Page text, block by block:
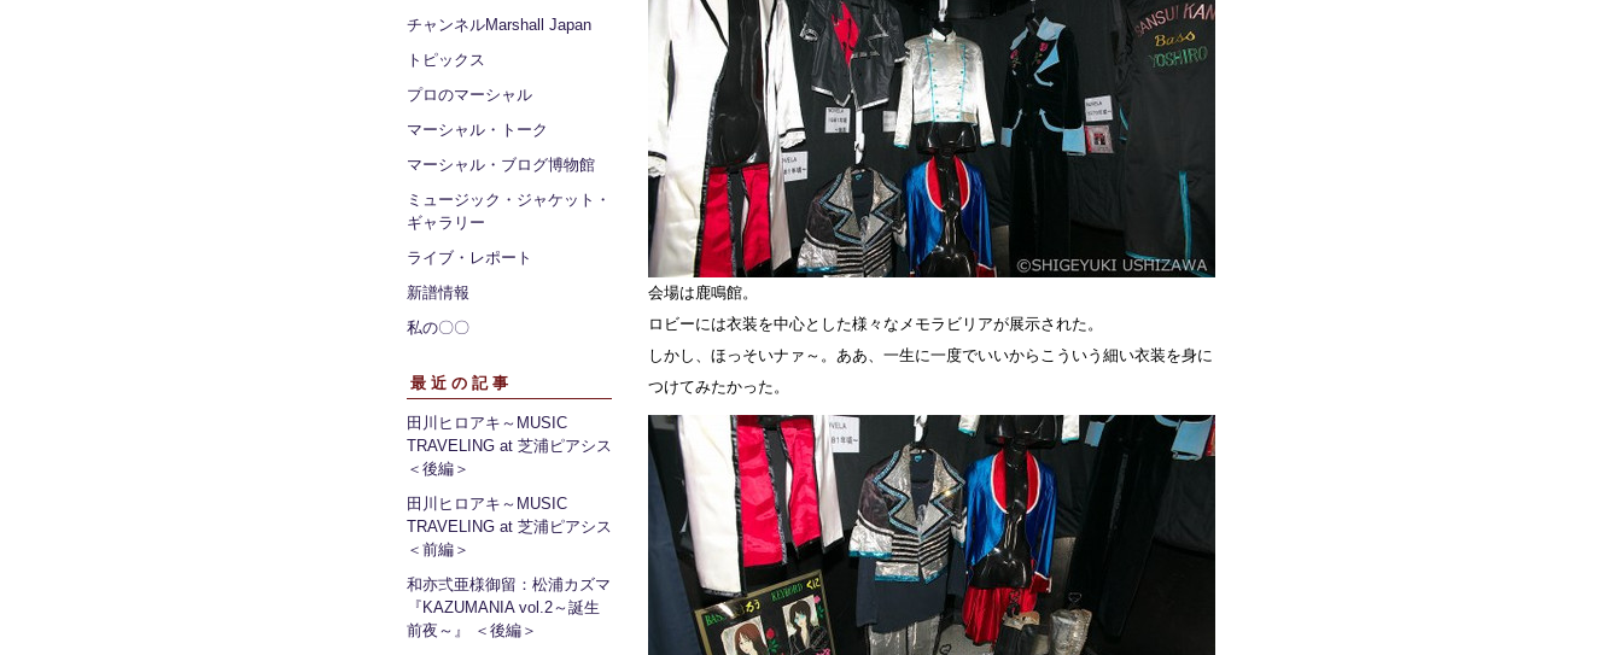
チャンネルMarshall Japan
トピックス
プロのマーシャル
マーシャル・トーク
マーシャル・ブログ博物館
ミュージック・ジャケット・
ギャラリー
ライブ・レポート
新譜情報
私の〇〇
最近の記事
田川ヒロアキ～MUSIC
TRAVELING at 芝浦ピアシス
＜後編＞
田川ヒロアキ～MUSIC
TRAVELING at 芝浦ピアシス
＜前編＞
和亦弍亜様御留：松浦カズマ
『KAZUMANIA vol.2～誕生
前夜～』 ＜後編＞
会場は鹿鳴館。
ロビーには衣装を中心とした様々なメモラビリアが展示された。
しかし、ほっそいナァ～。ああ、一生に一度でいいからこういう細い衣装を身に
つけてみたかった。